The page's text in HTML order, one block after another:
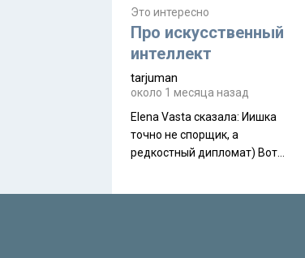
комплектации составляет
около 845 г. Палатка весит
менее
южной тайги
Это интересно
Про искусственный
интеллект
tarjuman
около 1 месяца назад
Elena Vasta сказалa: Иишка
точно не спорщик, а
редкостный дипломат) Вот,